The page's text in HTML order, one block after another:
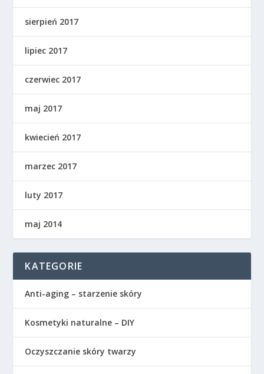
sierpień 2017
lipiec 2017
czerwiec 2017
maj 2017
kwiecień 2017
marzec 2017
luty 2017
maj 2014
KATEGORIE
Anti-aging – starzenie skóry
Kosmetyki naturalne – DIY
Oczyszczanie skóry twarzy